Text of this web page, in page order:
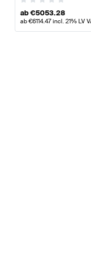
ab€5053.28
ab€6114.47incl. 21% LV